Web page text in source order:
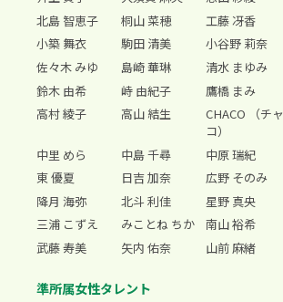
北島 智恵子
桐山 菜穂 工藤 冴香
小築 舞衣
駒田 清美 小谷野 莉奈
佐々木 みゆ
島崎 華琳 清水 まゆみ
鈴木 由希
峙 由紀子 鷹橋 まみ
高村 綾子
高山 結生
CHACO （チャ
コ）
中里 めら 中島 千尋 中原 瑞紀
東 優夏
日吉 加奈 広野 そのみ
降月 海弥
北斗 利佳 星野 真央
三浦 こずえ
みことね ちか 南山 裕希
武藤 寿美
矢内 佑奈 山前 麻緒
準所属女性タレント